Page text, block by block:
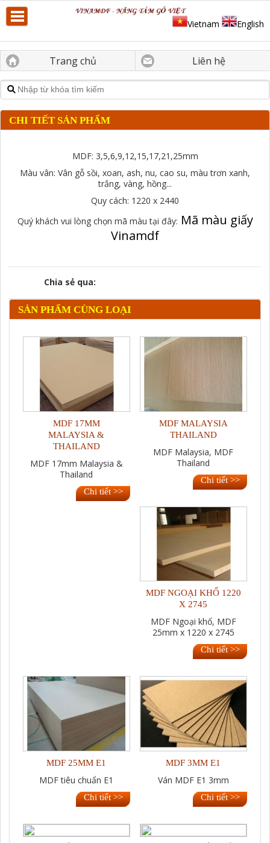
Vietnam English
Trang chủ Liên hệ
CHI TIẾT SẢN PHẨM
MDF: 3,5,6,9,12,15,17,21,25mm
Màu vân: Vân gỗ sồi, xoan, ash, nu, cao su, màu trơn xanh,
trắng, vàng, hồng...
Quy cách: 1220 x 2440
Quý khách vui lòng chọn mã màu tại đây: Mã màu giấy
Vinamdf
Chia sẻ qua:
SẢN PHẨM CÙNG LOẠI
MDF 17MM
MALAYSIA &
THAILAND
MDF 17mm Malaysia &
Thailand
Chi tiết >>
MDF MALAYSIA
THAILAND
MDF Malaysia, MDF
Thailand
Chi tiết >>
MDF NGOẠI KHỔ 1220
X 2745
MDF Ngoại khổ, MDF
25mm x 1220 x 2745
Chi tiết >>
MDF 25MM E1
MDF tiêu chuẩn E1
Chi tiết >>
MDF 3MM E1
Ván MDF E1 3mm
Chi tiết >>